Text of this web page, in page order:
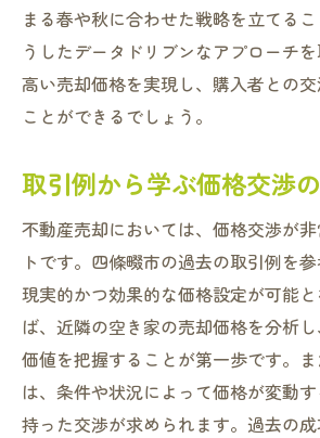
まる春や秋に合わせた戦略を立てる
うしたデータドリブンなアプローチ
高い売却価格を実現し、購入者との
ことができるでしょう。
取引例から学ぶ価格交渉
不動産売却においては、価格交渉が
トです。四條畷市の過去の取引例を参
現実的かつ効果的な価格設定が可能
ば、近隣の空き家の売却価格を分析
価値を把握することが第一歩です。
は、条件や状況によって価格が変動
持った交渉が求められます。過去の